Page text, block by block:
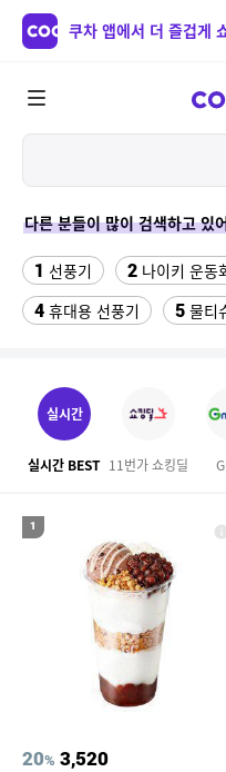
쿠차 앱에서 더 즐겁게
다른 분들이 많이 검색하고 있
1 선풍기 2 나이키 운동
4 휴대용 선풍기 5 물티
11 수향미쌀10kg특등급
13 대용량 바디워시
15 여성 여름마이 16
다이소C타입 to HDMI
실시간
실시간 BEST 11번가 쇼킹딜
1
20% 3,520